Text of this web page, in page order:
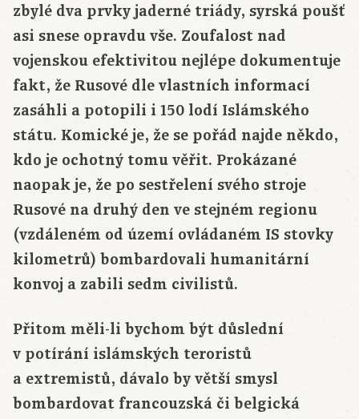
zbylé dva prvky jaderné triády, syrská poušť
asi snese opravdu vše. Zoufalost nad
vojenskou efektivitou nejlépe dokumentuje
fakt, že Rusové dle vlastních informací
zasáhli a potopili i 150 lodí Islámského
státu. Komické je, že se pořád najde někdo,
kdo je ochotný tomu věřit. Prokázané
naopak je, že po sestřelení svého stroje
Rusové na druhý den ve stejném regionu
(vzdáleném od území ovládaném IS stovky
kilometrů) bombardovali humanitární
konvoj a zabili sedm civilistů.
Přitom měli-li bychom být důslední
v potírání islámských teroristů
a extremistů, dávalo by větší smysl
bombardovat francouzská či belgická